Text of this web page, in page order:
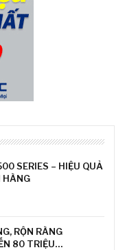
SERIES – HIỆU QUẢ
HÀNG
RỘN RÀNG
80 TRIỆU…